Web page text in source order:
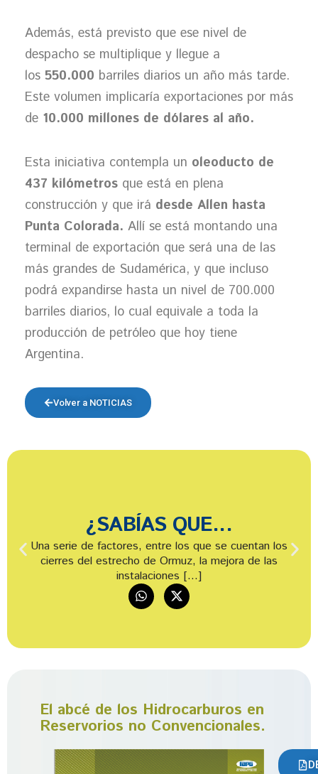
Además, está previsto que ese nivel de
despacho se multiplique y llegue a
los 550.000 barriles diarios un año más tarde.
Este volumen implicaría exportaciones por más
de 10.000 millones de dólares al año.
Esta iniciativa contempla un oleoducto de
437 kilómetros que está en plena
construcción y que irá desde Allen hasta
Punta Colorada. Allí se está montando una
terminal de exportación que será una de las
más grandes de Sudamérica, y que incluso
podrá expandirse hasta un nivel de 700.000
barriles diarios, lo cual equivale a toda la
producción de petróleo que hoy tiene
Argentina.
Volver a NOTICIAS
¿SABÍAS QUE...
Una serie de factores, entre los que se cuentan los
cierres del estrecho de Ormuz, la mejora de las
instalaciones […]
El abcé de los Hidrocarburos en
Reservorios no Convencionales.